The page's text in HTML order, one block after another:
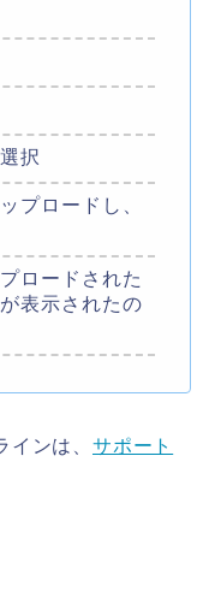
択
プロードし、
ロードされた
表示されたの
ンは、 サポート